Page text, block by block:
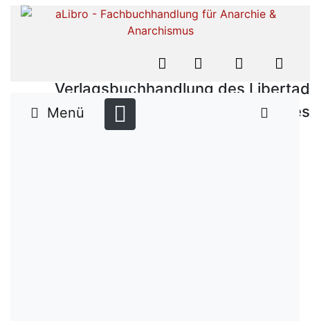
Verlagsbuchhandlung des Libertad
Verlages
Menü